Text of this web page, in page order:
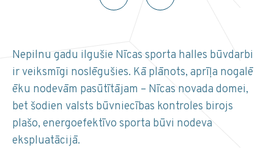
Nepilnu gadu ilgušie Nīcas sporta halles būvdarbi
ir veiksmīgi noslēgušies. Kā plānots, aprīļa nogalē
ēku nodevām pasūtītājam – Nīcas novada domei,
bet šodien valsts būvniecības kontroles birojs
plašo, energoefektīvo sporta būvi nodeva
ekspluatācijā.